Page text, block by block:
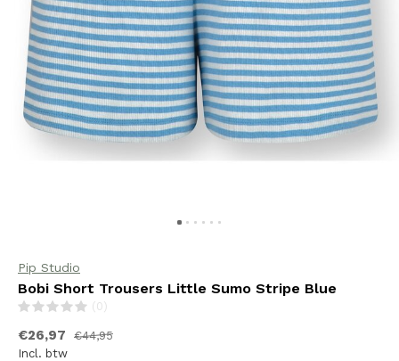
Pip Studio
Bobi Short Trousers Little Sumo Stripe Blue
(0)
€26,97
€44,95
Incl. btw